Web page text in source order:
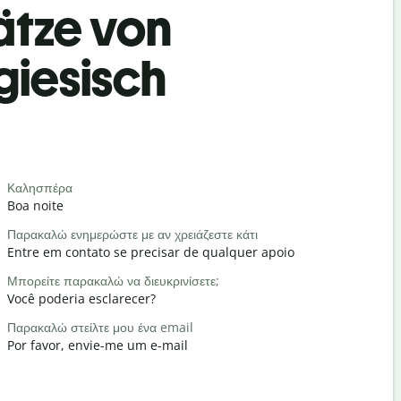
von
Καλησπέρα
Boa noite
Παρακαλώ ενημερώστε με αν χρειάζεστε κάτι
Entre em contato se precisar de qualquer apoio
Μπορείτε παρακαλώ να διευκρινίσετε;
Você poderia esclarecer?
Παρακαλώ στείλτε μου ένα email
Por favor, envie-me um e-mail